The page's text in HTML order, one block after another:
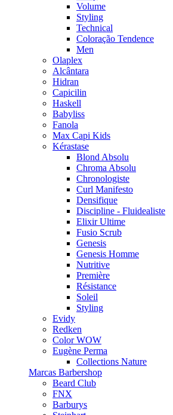
Volume
Styling
Technical
Coloração Tendence
Men
Olaplex
Alcântara
Hidran
Capicilin
Haskell
Babyliss
Fanola
Max Capi Kids
Kérastase
Blond Absolu
Chroma Absolu
Chronologiste
Curl Manifesto
Densifique
Discipline - Fluidealiste
Elixir Ultime
Fusio Scrub
Genesis
Genesis Homme
Nutritive
Première
Résistance
Soleil
Styling
Evidy
Redken
Color WOW
Eugène Perma
Collections Nature
Marcas Barbershop
Beard Club
FNX
Barburys